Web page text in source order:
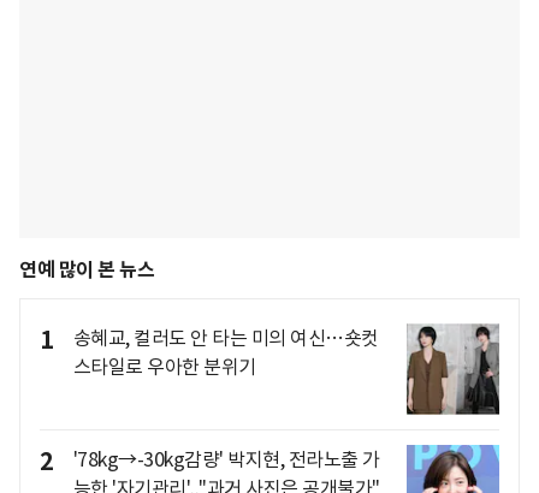
연예 많이 본 뉴스
1
송혜교, 컬러도 안 타는 미의 여신…숏컷
스타일로 우아한 분위기
2
'78kg→-30kg감량' 박지현, 전라노출 가